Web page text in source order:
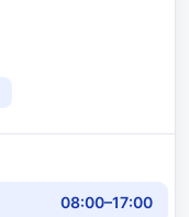
08:00–17:00